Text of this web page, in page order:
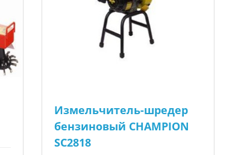
Измельчитель-шредер
бензиновый CHAMPION
SC2818